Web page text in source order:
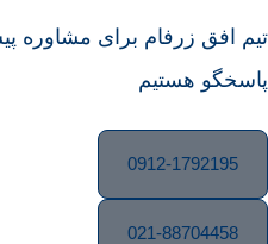
تیم افق زرفام برای مشاوره
پاسخگو هستیم
0912-1792195
021-88704458